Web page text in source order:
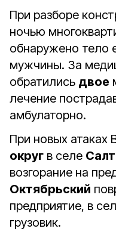
При разборе
ночью
обнаружено тело
мужчины. За
обратились двое
лечение
амбулаторно.
При новых атаках
округ в селе
возгорание на
Октябрьский
предприятие, в
грузовик.